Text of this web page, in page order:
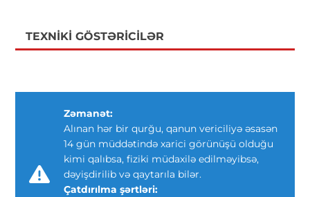
TEXNIKI GÖSTƏRICILƏR
Zəmanət:
Alınan hər bir qurğu, qanun vericiliyə əsasən
14 gün müddətində xarici görünüşü olduğu
kimi qalıbsa, fiziki müdaxilə edilməyibsə,
dəyişdirilib və qaytarıla bilər.
Çatdırılma şərtləri: